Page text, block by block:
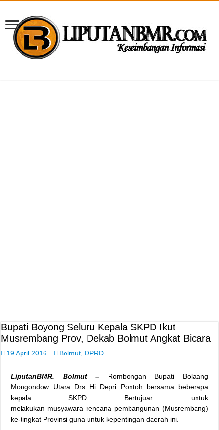
Bupati Boyong Seluru Kepala SKPD Ikut
Musrembang Prov, Dekab Bolmut Angkat Bicara
19 April 2016 Bolmut DPRD
LiputanBMR, Bolmut – Rombongan Bupati Bolaang
Mongondow Utara Drs Hi Depri Pontoh bersama beberapa
kepala SKPD Bertujuan untuk
melakukan musyawara rencana pembangunan (Musrembang)
ke-tingkat Provinsi guna untuk kepentingan daerah ini.